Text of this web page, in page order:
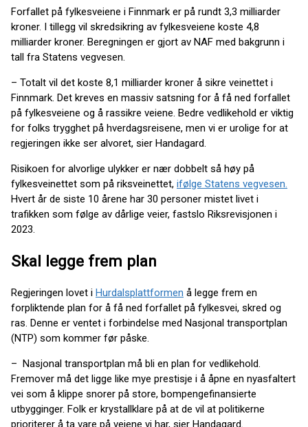
Forfallet på fylkesveiene i Finnmark er på rundt 3,3 milliarder
kroner. I tillegg vil skredsikring av fylkesveiene koste 4,8
milliarder kroner. Beregningen er gjort av NAF med bakgrunn i
tall fra Statens vegvesen.
– Totalt vil det koste 8,1 milliarder kroner å sikre veinettet i
Finnmark. Det kreves en massiv satsning for å få ned forfallet
på fylkesveiene og å rassikre veiene. Bedre vedlikehold er viktig
for folks trygghet på hverdagsreisene, men vi er urolige for at
regjeringen ikke ser alvoret, sier Handagard.
Risikoen for alvorlige ulykker er nær dobbelt så høy på
fylkesveinettet som på riksveinettet, ifølge Statens vegvesen.
Hvert år de siste 10 årene har 30 personer mistet livet i
trafikken som følge av dårlige veier, fastslo Riksrevisjonen i
2023.
Skal legge frem plan
Regjeringen lovet i Hurdalsplattformen å legge frem en
forpliktende plan for å få ned forfallet på fylkesvei, skred og
ras. Denne er ventet i forbindelse med Nasjonal transportplan
(NTP) som kommer før påske.
– Nasjonal transportplan må bli en plan for vedlikehold.
Fremover må det ligge like mye prestisje i å åpne en nyasfaltert
vei som å klippe snorer på store, bompengefinansierte
utbygginger. Folk er krystallklare på at de vil at politikerne
prioriterer å ta vare på veiene vi har, sier Handagard.